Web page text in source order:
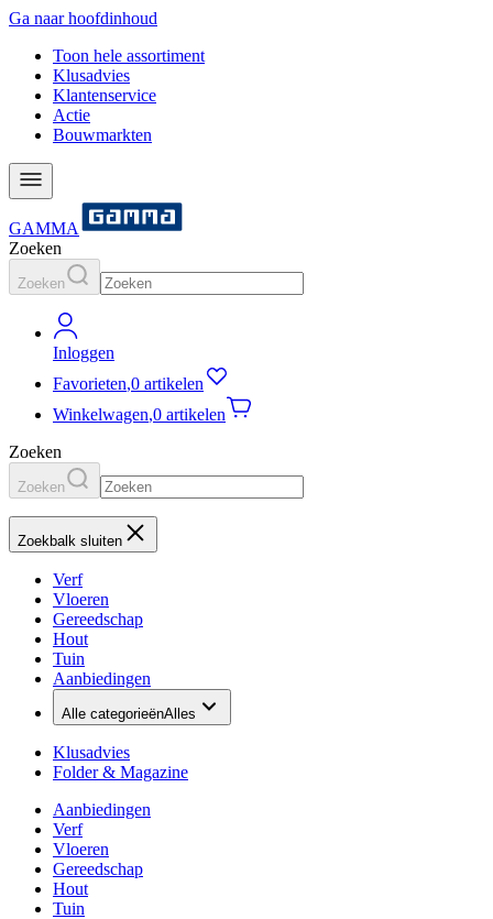
Ga naar hoofdinhoud
Toon hele assortiment
Klusadvies
Klantenservice
Actie
Bouwmarkten
GAMMA
Zoeken
Zoeken
Inloggen
Favorieten,0 artikelen
Winkelwagen,0 artikelen
Zoeken
Zoeken
Zoekbalk sluiten
Verf
Vloeren
Gereedschap
Hout
Tuin
Aanbiedingen
Alle categorieënAlles
Klusadvies
Folder & Magazine
Aanbiedingen
Verf
Vloeren
Gereedschap
Hout
Tuin